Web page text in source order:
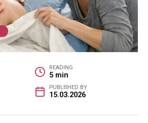
READING
5 min
PUBLISHED BY
15.03.2026